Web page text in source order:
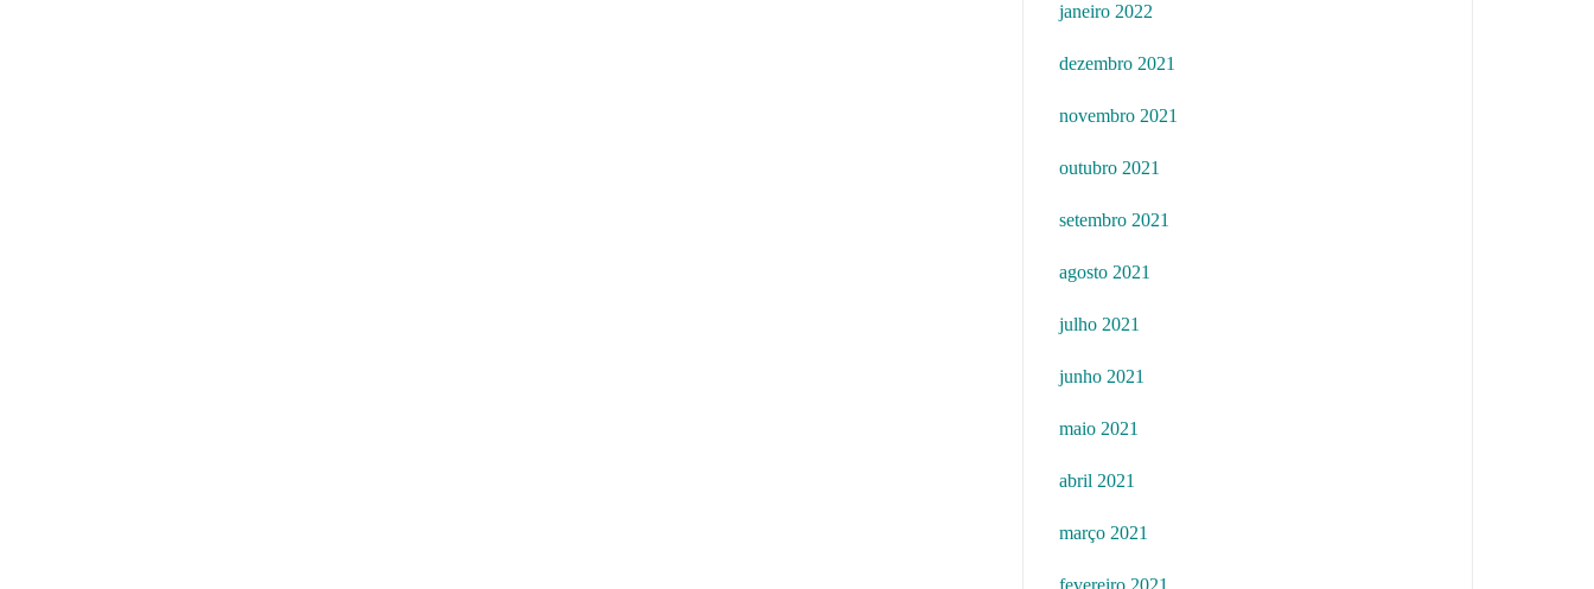
janeiro 2022
dezembro 2021
novembro 2021
outubro 2021
setembro 2021
agosto 2021
julho 2021
junho 2021
maio 2021
abril 2021
março 2021